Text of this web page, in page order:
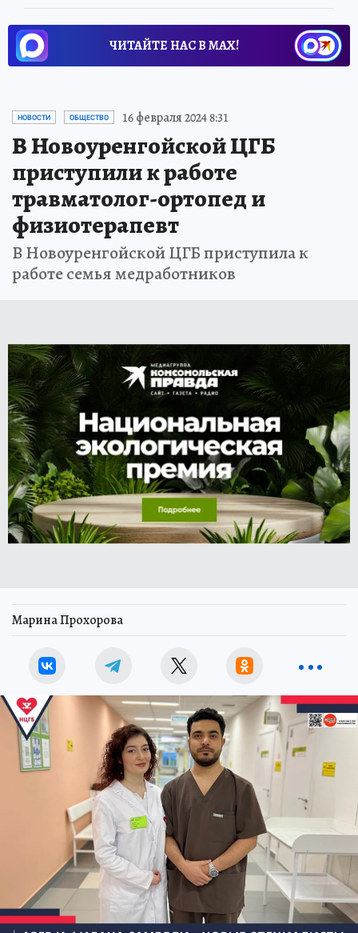
ЧИТАЙТЕ НАС В МАХ!
НОВОСТИ ОБЩЕСТВО 16 февраля 2024 8:31
В Новоуренгойской ЦГБ
приступили к работе
травматолог-ортопед и
физиотерапевт
В Новоуренгойской ЦГБ приступила к
работе семья медработников
Марина Прохорова